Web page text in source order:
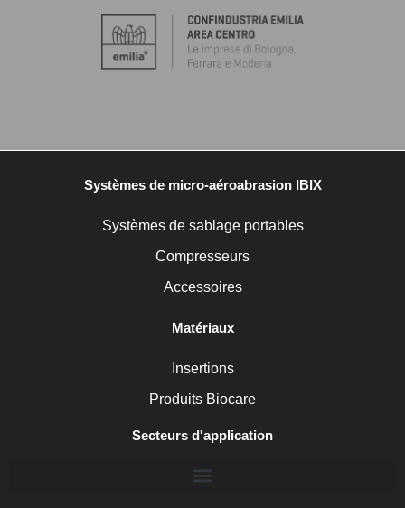
Systèmes de micro-aéroabrasion IBIX
Systèmes de sablage portables
Compresseurs
Accessoires
Matériaux
Insertions
Produits Biocare
Secteurs d'application